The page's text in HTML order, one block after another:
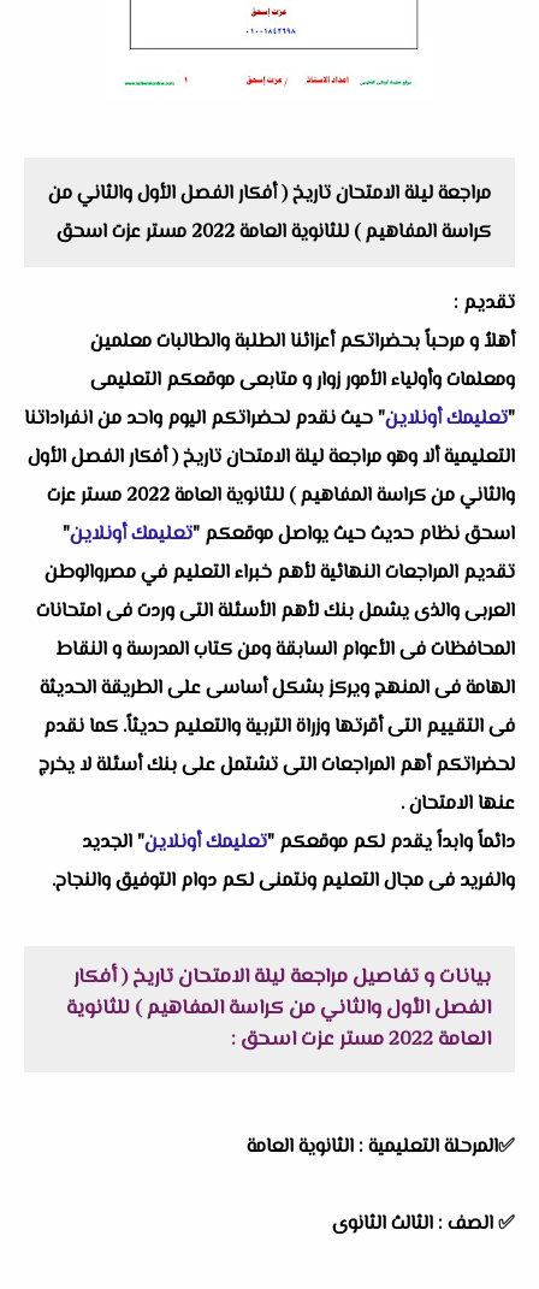
مراجعة ليلة الامتحان تاريخ ( أفكار الفصل الأول والثاني من
كراسة المفاهيم ) للثانوية العامة 2022 مستر عزت اسحق
تقديم :
أهلاُ و مرحباً بحضراتكم أعزائنا الطلبة والطالبات معلمين
ومعلمات وأولياء الأمور زوار و متابعى موقعكم التعليمى
"تعليمك أونلاين" حيث نقدم لحضراتكم اليوم واحد من انفراداتنا
التعليمية ألا وهو مراجعة ليلة الامتحان تاريخ ( أفكار الفصل الأول
والثاني من كراسة المفاهيم ) للثانوية العامة 2022 مستر عزت
اسحق نظام حديث حيث يواصل موقعكم "تعليمك أونلاين"
تقديم المراجعات النهائية لأهم خبراء التعليم في مصروالوطن
العربى والذى يشمل بنك لأهم الأسئلة التى وردت فى امتحانات
المحافظات فى الأعوام السابقة ومن كتاب المدرسة و النقاط
الهامة فى المنهج ويركز بشكل أساسى على الطريقة الحديثة
فى التقييم التى أقرتها وزراة التربية والتعليم حديثاً. كما نقدم
لحضراتكم أهم المراجعات التى تشتمل على بنك أسئلة لا يخرج
عنها الامتحان .
دائماً وابداً يقدم لكم موقعكم "تعليمك أونلاين" الجديد
والفريد فى مجال التعليم ونتمنى لكم دوام التوفيق والنجاح.
بيانات و تفاصيل مراجعة ليلة الامتحان تاريخ ( أفكار
الفصل الأول والثاني من كراسة المفاهيم ) للثانوية
العامة 2022 مستر عزت اسحق :
✅المرحلة التعليمية : الثانوية العامة
✅الصف : الثالث الثانوى